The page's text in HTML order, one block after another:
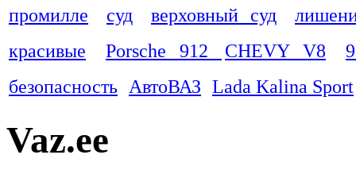
промилле
суд верховный суд
красивые
Porsche 912 CHEVY V8
безопасность АвтоВАЗ Lada Kalina Sport
Vaz.ee